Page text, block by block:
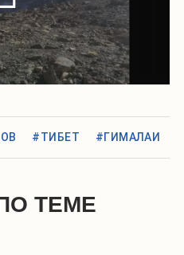
#ТИБЕТ #ГИМАЛАИ
ТЕМЕ